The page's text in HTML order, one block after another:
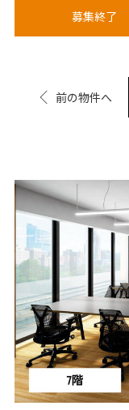
募集終了
前の物件へ